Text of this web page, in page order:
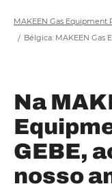
MAKEEN Gas Equipment
Bélgica: MAKEEN Gas
Na
GEBE,
nosso